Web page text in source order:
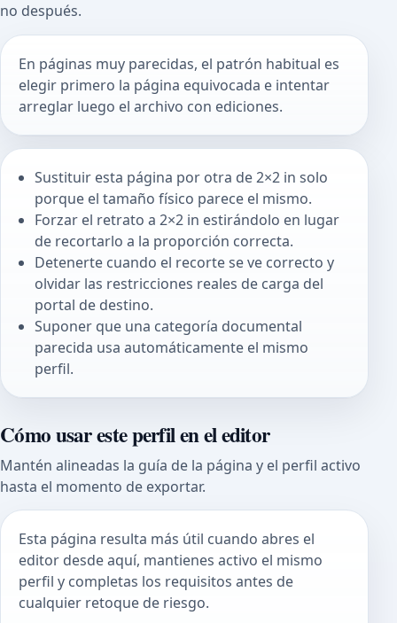
no después.
En páginas muy parecidas, el patrón habitual es
elegir primero la página equivocada e intentar
arreglar luego el archivo con ediciones.
Sustituir esta página por otra de 2×2 in solo
porque el tamaño físico parece el mismo.
Forzar el retrato a 2×2 in estirándolo en lugar
de recortarlo a la proporción correcta.
Detenerte cuando el recorte se ve correcto y
olvidar las restricciones reales de carga del
portal de destino.
Suponer que una categoría documental
parecida usa automáticamente el mismo
perfil.
Cómo usar este perfil en el editor
Mantén alineadas la guía de la página y el perfil activo
hasta el momento de exportar.
Esta página resulta más útil cuando abres el
editor desde aquí, mantienes activo el mismo
perfil y completas los requisitos antes de
cualquier retoque de riesgo.